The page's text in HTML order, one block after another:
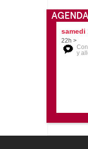
AGENDA
samedi
22h >
y